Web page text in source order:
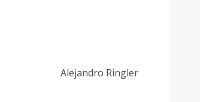
Alejandro Ringler